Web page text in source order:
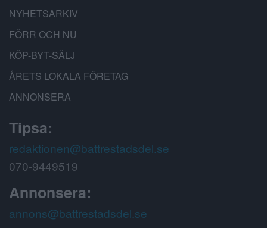
NYHETSARKIV
FÖRR OCH NU
KÖP-BYT-SÄLJ
ÅRETS LOKALA FÖRETAG
ANNONSERA
Tipsa:
redaktionen@battrestadsdel.se
070-9449519
Annonsera:
annons@battrestadsdel.se